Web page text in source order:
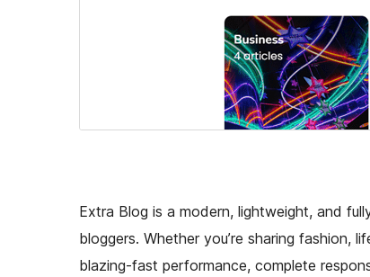
Extra Blog is a modern, lightweight, and
bloggers. Whether you’re sharing
blazing-fast performance, complete